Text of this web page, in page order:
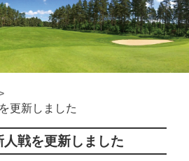
更新しました
人戦を更新しました